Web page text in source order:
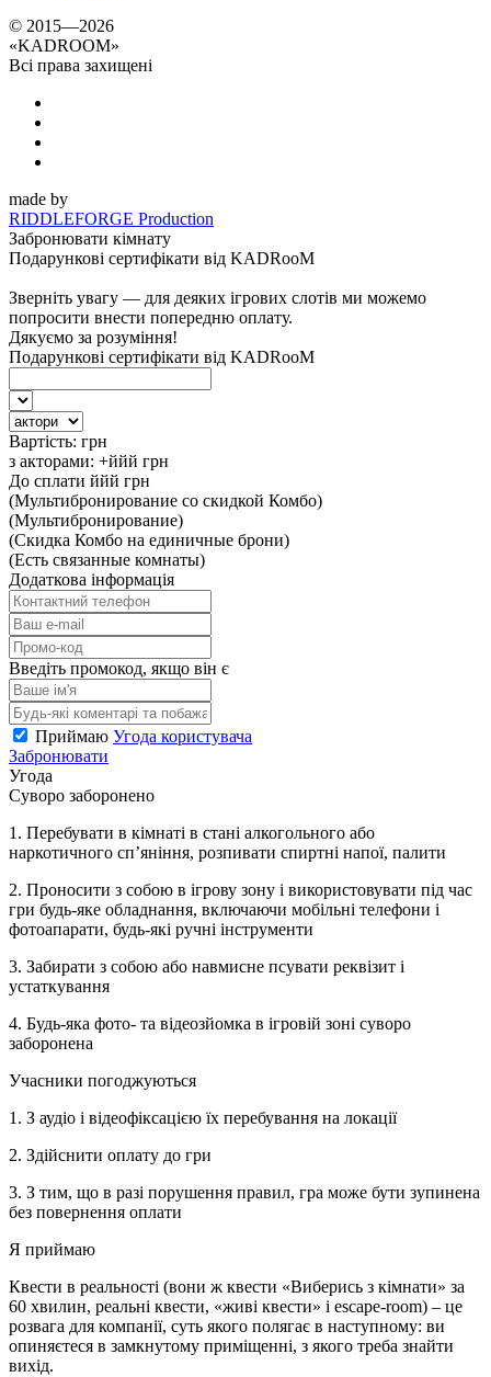
© 2015—2026
«KADROOM»
Всі права захищені
made by
RIDDLEFORGE Production
Забронювати кімнату
Подарункові сертифікати від KADRooM
Зверніть увагу — для деяких ігрових слотів ми можемо
попросити внести попередню оплату.
Дякуємо за розуміння!
Подарункові сертифікати від KADRooM
Вартість: грн
з акторами: +ййй грн
До сплати ййй грн
(Мультибронирование со скидкой Комбо)
(Мультибронирование)
(Скидка Комбо на единичные брони)
(Есть связанные комнаты)
Додаткова інформація
Введіть промокод, якщо він є
Приймаю Угода користувача
Забронювати
Угода
Суворо заборонено
1. Перебувати в кімнаті в стані алкогольного або
наркотичного сп’яніння, розпивати спиртні напої, палити
2. Проносити з собою в ігрову зону і використовувати під час
гри будь-яке обладнання, включаючи мобільні телефони і
фотоапарати, будь-які ручні інструменти
3. Забирати з собою або навмисне псувати реквізит і
устаткування
4. Будь-яка фото- та відеозйомка в ігровій зоні суворо
заборонена
Учасники погоджуються
1. З аудіо і відеофіксацією їх перебування на локації
2. Здійснити оплату до гри
3. З тим, що в разі порушення правил, гра може бути зупинена
без повернення оплати
Я приймаю
Квести в реальності (вони ж квести «Виберись з кімнати» за
60 хвилин, реальні квести, «живі квести» і escape-room) – це
розвага для компанії, суть якого полягає в наступному: ви
опиняєтеся в замкнутому приміщенні, з якого треба знайти
вихід.